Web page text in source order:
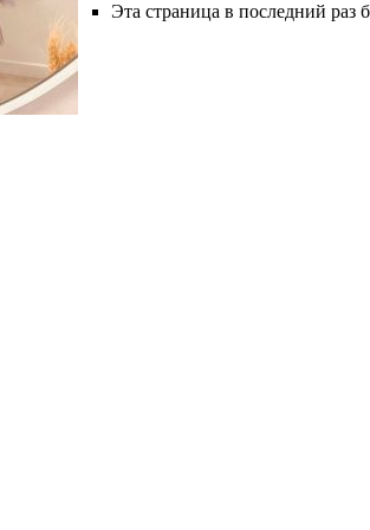
Эта страница в последний раз